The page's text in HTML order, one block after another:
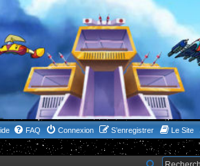
FAQ Connexion S’enregistrer Le Site